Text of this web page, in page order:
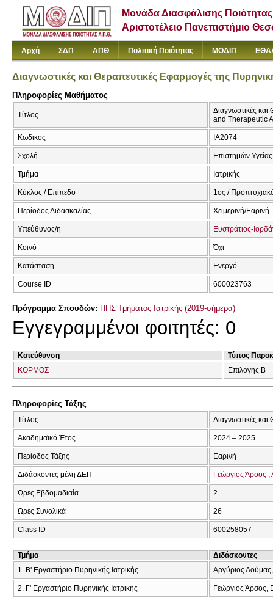
Μονάδα Διασφάλισης Ποιότητας
Αριστοτέλειο Πανεπιστήμιο
Αρχή ΣΔΠ ΑΠΘ Πολιτική Ποιότητας ΜΟΔΙΠ
Διαγνωστικές και Θεραπευτικές Εφαρμογές της
Πληροφορίες Μαθήματος
Τίτλος
Διαγνωστικές
and Therapeutic
Κωδικός ΙΑ2074
Σχολή Επιστημών Υγείας
Τμήμα Ιατρικής
Κύκλος / Επίπεδο 1ος /
Περίοδος Διδασκαλίας Χειμερινή/Εαρινή
Υπεύθυνος/η Ευστράτιος-
Κοινό Όχι
Κατάσταση Ενεργό
Course ID 600023763
Πρόγραμμα Σπουδών: ΠΠΣ Τμήματος Ιατρικής (2019-σήμερα)
Εγγεγραμμένοι φοιτητές: 0
Κατεύθυνση
Τύπος
ΚΟΡΜΟΣ
Επιλογής Β
Πληροφορίες Τάξης
Τίτλος Διαγνωστικές
Ακαδημαϊκό Έτος 2024 – 2025
Περίοδος Τάξης Εαρινή
Διδάσκοντες μέλη ΔΕΠ Γεώργιος Άρσος
Ώρες Εβδομαδιαία 2
Ώρες Συνολικά 26
Class ID 600258057
Τμήμα
Διδάσκοντες
1. Β' Εργαστήριο Πυρηνικής Ιατρικής
Αργύριος
2. Γ' Εργαστήριο Πυρηνικής Ιατρικής Γεώργιος Άρσος,